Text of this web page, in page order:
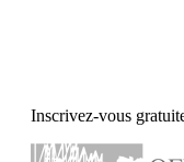
Inscrivez-vous